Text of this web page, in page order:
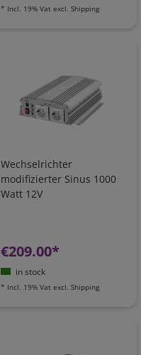
* Incl. 19% Vat excl. Shipping
Wechselrichter
modifizierter Sinus 1000
Watt 12V
€209.00*
in stock
* Incl. 19% Vat excl. Shipping